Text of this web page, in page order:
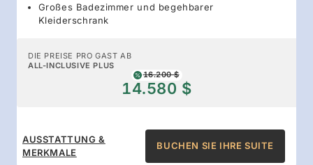
Großes Badezimmer und begehbarer
Kleiderschrank
DIE PREISE PRO GAST AB
ALL-INCLUSIVE PLUS
16.200 $
14.580 $
AUSSTATTUNG &
MERKMALE
BUCHEN SIE IHRE SUITE